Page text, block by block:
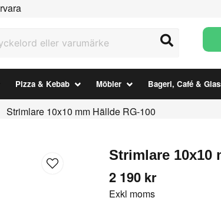
Pizza & Kebab Möbler Bageri, Café &
Strimlare 10x10 mm Hällde RG-100
Strimlare 10x10
2 190 kr
Exkl moms